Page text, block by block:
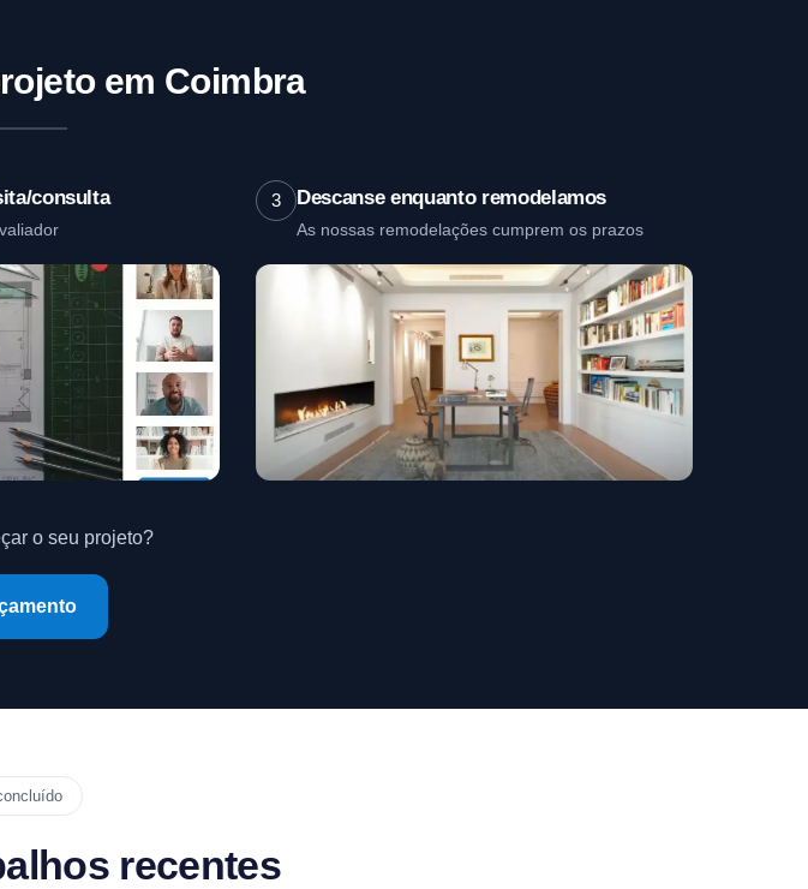
em Coimbra
consulta 3 Descanse enquanto remodelamos
As nossas remodelações cumprem os prazos
o seu projeto?
recentes